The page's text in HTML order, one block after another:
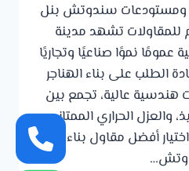
ومستودعات سندوتش بنل
للمقاولات تشهد مدينة
عمومًا نموًا صناعيًا وتجاريًا
الطلب على بناء الهناجر
هندسية عالية، تجمع بين
والعزل الحراري الممتاز.
أفضل مقاول بناء